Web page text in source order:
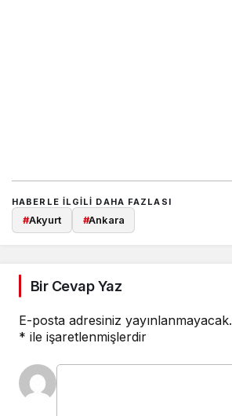
HABERLE ILGILI DAHA FAZLASI
#Akyurt #Ankara
Bir Cevap Yaz
E-posta adresiniz yayınlanmayacak.
* ile işaretlenmişlerdir